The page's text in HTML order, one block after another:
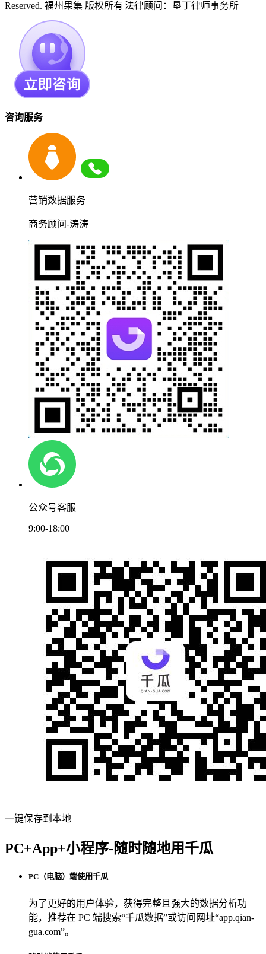
Reserved. 福州果集 版权所有|法律顾问：垦丁律师事务所
咨询服务
营销数据服务
商务顾问-涛涛
公众号客服
9:00-18:00
一键保存到本地
PC+App+小程序-随时随地用千瓜
PC（电脑）端使用千瓜
为了更好的用户体验，获得完整且强大的数据分析功
能，推荐在 PC 端搜索“千瓜数据”或访问网址“app.qian-
gua.com”。